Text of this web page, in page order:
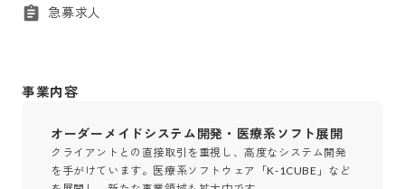
急募求人
事業内容
オーダーメイドシステム開発・医療系ソフト展開
クライアントとの直接取引を重視し、高度なシステム開発
を手がけています。医療系ソフトウェア「K-1CUBE」など